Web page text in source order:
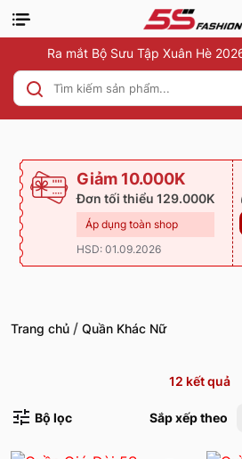
Ra mắt Bộ Sưu Tập Xuân Hè
Giảm 10.000K
Đơn tối thiểu 129.000K
Áp dụng toàn shop
HSD: 01.09.2026
Trang chủ / Quần Khác Nữ
12 kết quả
Bộ lọc Sắp xếp theo